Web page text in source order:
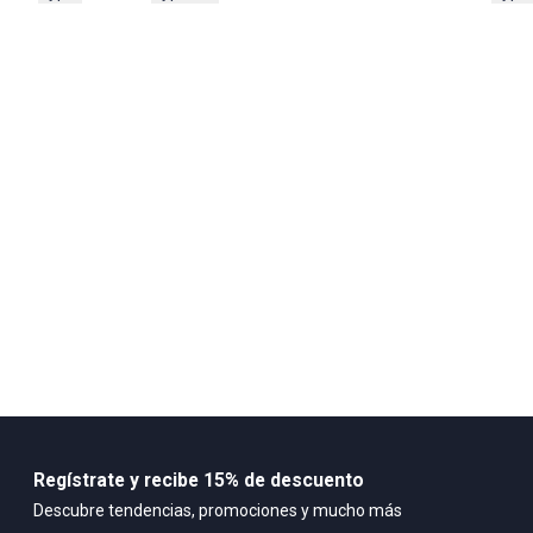
90% poliester
Regístrate y recibe 15% de descuento
Descubre tendencias, promociones y mucho más